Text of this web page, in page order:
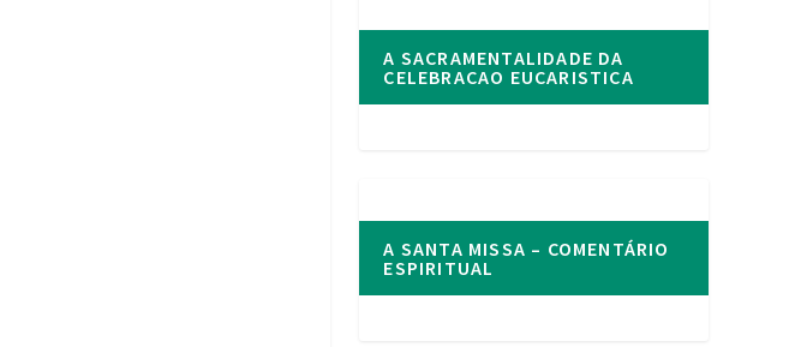
A SACRAMENTALIDADE DA
CELEBRACAO EUCARISTICA
A SANTA MISSA – COMENTÁRIO
ESPIRITUAL